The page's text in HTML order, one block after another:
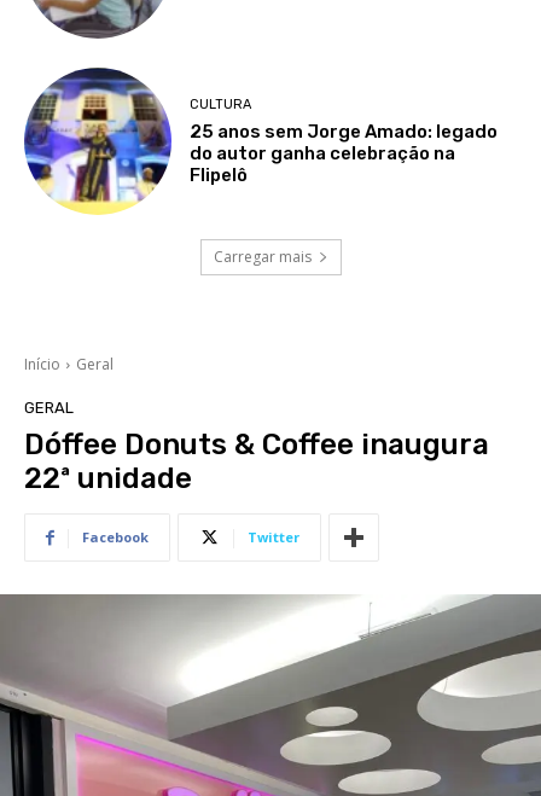
CULTURA
25 anos sem Jorge Amado: legado
do autor ganha celebração na
Flipelô
Carregar mais